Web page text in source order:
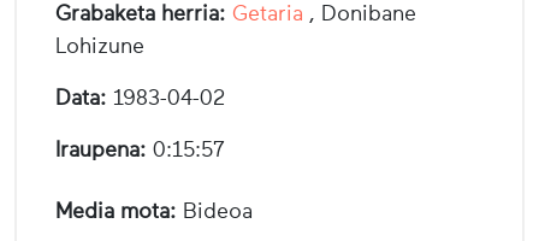
Grabaketa herria: Getaria , Donibane
Lohizune
Data: 1983-04-02
Iraupena: 0:15:57
Media mota: Bideoa